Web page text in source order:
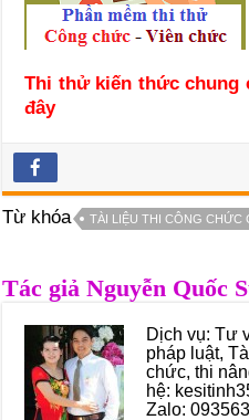
Thi thử kiến thức chung
đây
Từ khóa TÀI LIỆU THI CÔNG CHỨC
Tác giả Nguyễn Quốc
Dịch vụ: Tư
pháp luật,
chức, thi
hệ:
Zalo: